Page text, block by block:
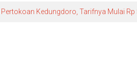
Pertokoan Kedungdoro, Tarifnya Mulai Rp